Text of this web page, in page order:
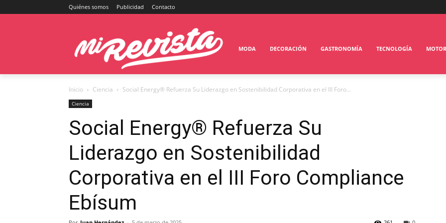
Quiénes somos Publicidad Contacto
MODA DECORACIÓN GASTRONOMÍA TECNOLOGÍA MOTOR
Inicio Ciencia Social Energy® Refuerza Su Liderazgo en Sostenibilidad Corporativa en el III Foro...
Ciencia
Social Energy® Refuerza Su
Liderazgo en Sostenibilidad
Corporativa en el III Foro Compliance
Ebísum